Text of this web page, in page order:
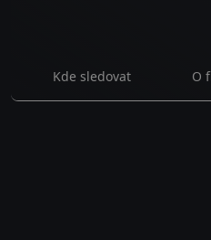
Kde sledovat O